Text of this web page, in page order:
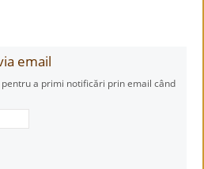
email
a primi notificări prin email când